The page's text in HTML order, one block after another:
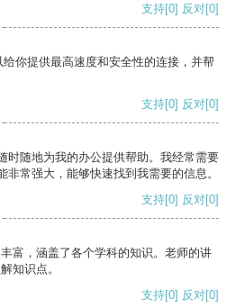
支持[0] 反对[0]
你提供最高速度和安全性的连接，并帮
支持[0] 反对[0]
时随地为我的办公提供帮助。我经常需要
常强大，能够快速找到我需要的信息。
支持[0] 反对[0]
富，涵盖了各个学科的知识。老师的讲
知识点。
支持[0] 反对[0]